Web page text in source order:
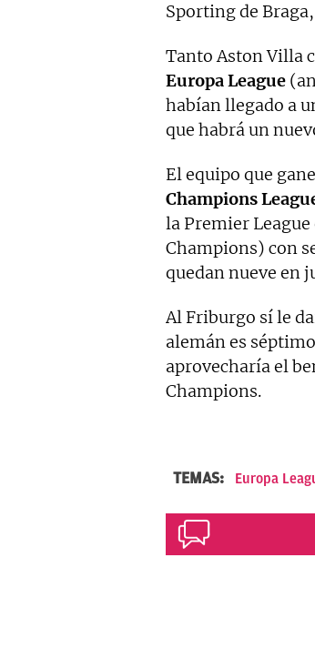
Sporting de
Tanto Aston Villa
Europa League
habían llegado a
que habrá un
El equipo que
Champions
la Premier League
Champions) con
quedan nueve en
Al Friburgo sí le
alemán es
aprovecharía el
Champions.
TEMAS: Europa